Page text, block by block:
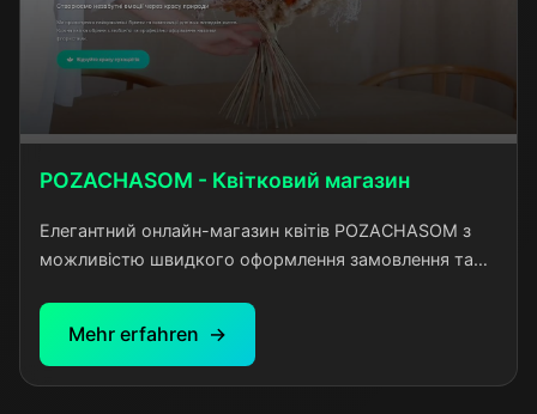
POZACHASOM - Квітковий магазин
Елегантний онлайн-магазин квітів POZACHASOM з
можливістю швидкого оформлення замовлення та
букетів та композицій, зручну систему вибору та
оплати, а також адміністративну панель для
Mehr erfahren